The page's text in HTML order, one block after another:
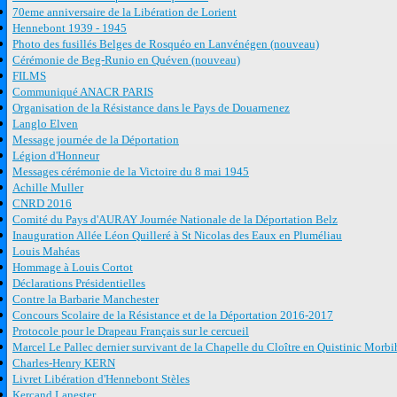
70eme anniversaire de la Libération de Lorient
Hennebont 1939 - 1945
Photo des fusillés Belges de Rosquéo en Lanvénégen (nouveau)
Cérémonie de Beg-Runio en Quéven (nouveau)
FILMS
Communiqué ANACR PARIS
Organisation de la Résistance dans le Pays de Douarnenez
Langlo Elven
Message journée de la Déportation
Légion d'Honneur
Messages cérémonie de la Victoire du 8 mai 1945
Achille Muller
CNRD 2016
Comité du Pays d'AURAY Journée Nationale de la Déportation Belz
Inauguration Allée Léon Quilleré à St Nicolas des Eaux en Pluméliau
Louis Mahéas
Hommage à Louis Cortot
Déclarations Présidentielles
Contre la Barbarie Manchester
Concours Scolaire de la Résistance et de la Déportation 2016-2017
Protocole pour le Drapeau Français sur le cercueil
Marcel Le Pallec dernier survivant de la Chapelle du Cloître en Quistinic
Charles-Henry KERN
Livret Libération d'Hennebont Stèles